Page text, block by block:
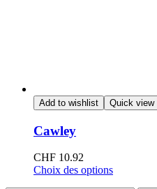
Add to wishlist Quick view
Cawley
CHF 10.92
Choix des options